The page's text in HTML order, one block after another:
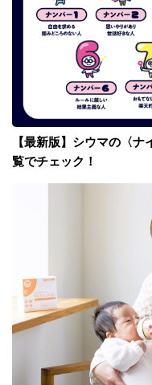
【最新版】シウマの〈
覧でチェック！